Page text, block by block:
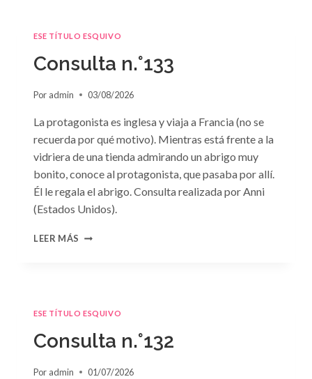
ESE TÍTULO ESQUIVO
Consulta n.°133
Por admin 03/08/2026
La protagonista es inglesa y viaja a Francia (no se
recuerda por qué motivo). Mientras está frente a la
vidriera de una tienda admirando un abrigo muy
bonito, conoce al protagonista, que pasaba por allí.
Él le regala el abrigo. Consulta realizada por Anni
(Estados Unidos).
LEER MÁS CONSULTA
ESE TÍTULO ESQUIVO
Consulta n.°132
Por admin 01/07/2026